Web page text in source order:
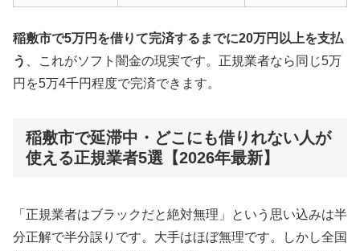
稲敷市で5万円を借りて完済するまでに20万円以上を支払
う
、これがソフト闇金の現実です。正規業者なら同じ5万
円を5万4千円程度で完済できます。
稲敷市で延滞中・どこにも借りれない人が
使える正規業者5選【2026年最新】
「正規業者はブラックだと絶対無理」という思い込みは半
分正解で半分誤りです。大手はほぼ無理です。しかし全国